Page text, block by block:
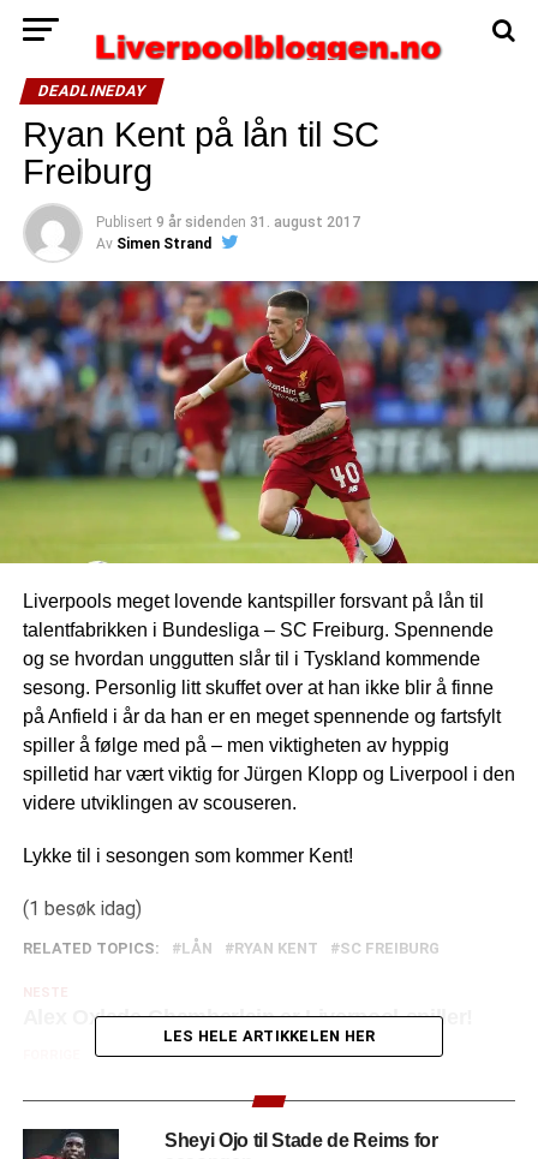
DEADLINEDAY
Ryan Kent på lån til SC
Freiburg
Publisert 9 år sidenden 31. august 2017
Av Simen Strand
Liverpools meget lovende kantspiller forsvant på lån til
talentfabrikken i Bundesliga – SC Freiburg. Spennende
og se hvordan unggutten slår til i Tyskland kommende
sesong. Personlig litt skuffet over at han ikke blir å finne
på Anfield i år da han er en meget spennende og fartsfylt
spiller å følge med på – men viktigheten av hyppig
spilletid har vært viktig for Jürgen Klopp og Liverpool i den
videre utviklingen av scouseren.
Lykke til i sesongen som kommer Kent!
(1 besøk idag)
RELATED TOPICS: LÅN RYAN KENT SC FREIBURG
Alex Oxlade-Chamberlain er Liverpool-spiller!
inn ?
LES HELE ARTIKKELEN HER
Sheyi Ojo til Stade de Reims for